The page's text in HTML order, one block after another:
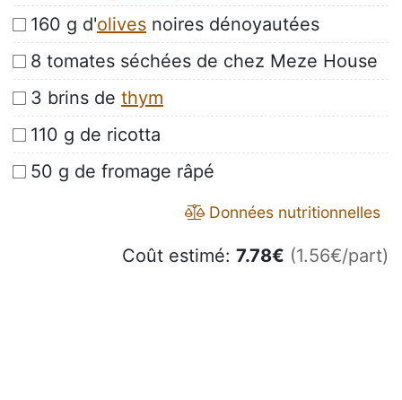
160 g d'olives noires dénoyautées
8 tomates séchées de chez Meze House
3 brins de thym
110 g de ricotta
50 g de fromage râpé
Données nutritionnelles
Coût estimé: 7.78€ (1.56€/part)